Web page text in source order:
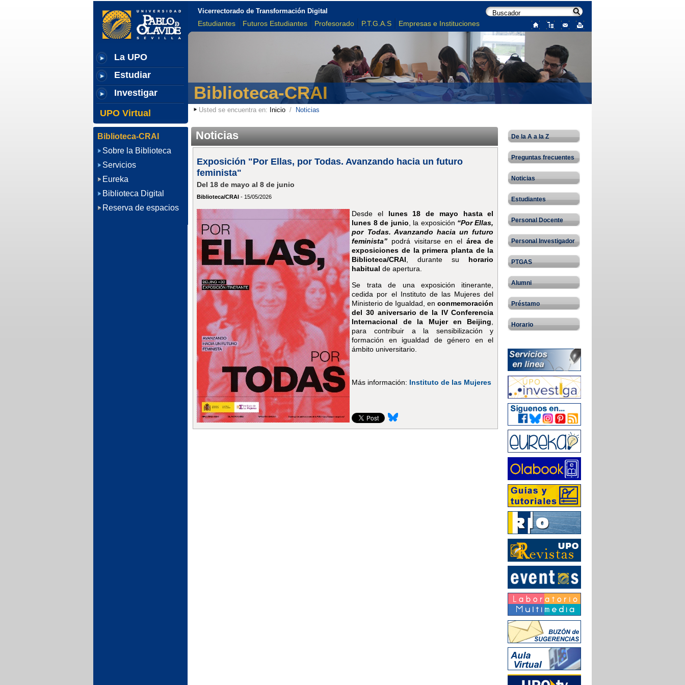
La UPO
Estudiar
Investigar
UPO Virtual
Vicerrectorado de Transformación Digital
Estudiantes Futuros Estudiantes Profesorado P.T.G.A.S Empresas e Instituciones
Biblioteca-CRAI
Usted se encuentra en: Inicio/ Noticias
Noticias
Exposición "Por Ellas, por Todas. Avanzando hacia un futuro
feminista"
Del 18 de mayo al 8 de junio
Biblioteca/CRAI- 15/05/2026
Desde el lunes 18 de mayo hasta el
lunes 8 de junio , la exposición “Por Ellas,
por Todas. Avanzando hacia un futuro
feminista” podrá visitarse en el área de
exposiciones de la primera planta de la
Biblioteca/CRAI , durante su horario
habitual de apertura.
Se trata de una exposición itinerante,
cedida por el Instituto de las Mujeres del
Ministerio de Igualdad, enconmemoración
del 30 aniversario de la IV Conferencia
Internacional de la Mujer en Beijing
para contribuir a la sensibilización y
formación en igualdad de género en el
ámbito universitario.
Más información: Instituto de las Mujeres
Biblioteca-CRAI
Sobre la Biblioteca
Servicios
Eureka
Biblioteca Digital
Reserva de espacios
De la A a la Z
Preguntas frecuentes
Noticias
Estudiantes
Personal Docente
Personal Investigador
PTGAS
Alumni
Préstamo
Horario